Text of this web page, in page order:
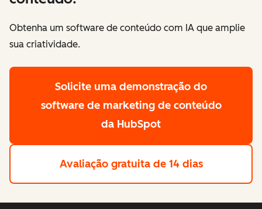
Obtenha um software de conteúdo com IA que amplie
sua criatividade.
Solicite uma demonstração do
software de marketing de conteúdo
da HubSpot
Avaliação gratuita de 14 dias